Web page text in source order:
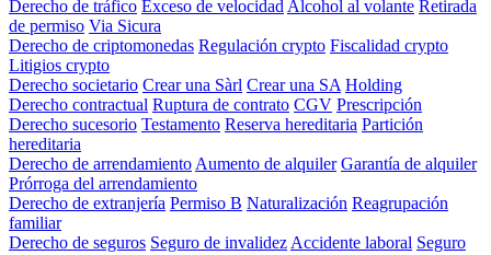
Derecho de tráfico Exceso de velocidad Alcohol al volante Retirada
de permiso Via Sicura
Derecho de criptomonedas Regulación crypto Fiscalidad crypto
Litigios crypto
Derecho societario Crear una Sàrl Crear una SA Holding
Derecho contractual Ruptura de contrato CGV Prescripción
Derecho sucesorio Testamento Reserva hereditaria Partición
hereditaria
Derecho de arrendamiento Aumento de alquiler Garantía de alquiler
Prórroga del arrendamiento
Derecho de extranjería Permiso B Naturalización Reagrupación
familiar
Derecho de seguros Seguro de invalidez Accidente laboral Seguro